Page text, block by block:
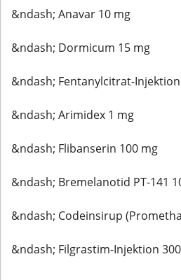
&ndash; Anavar 10 mg
&ndash; Dormicum 15 mg
&ndash; Fentanylcitrat-
&ndash; Arimidex 1 mg
&ndash; Flibanserin 100 mg
&ndash; Bremelanotid PT-141
&ndash; Codeinsirup
&ndash; Filgrastim-Injektion